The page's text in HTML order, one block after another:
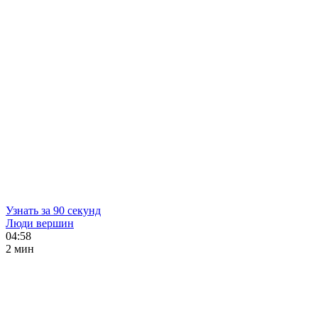
Узнать за 90 секунд
Люди вершин
04:58
2 мин